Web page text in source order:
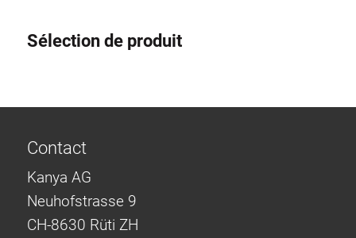
Sélection de produit
Contact
Kanya AG
Neuhofstrasse 9
CH-8630 Rüti ZH